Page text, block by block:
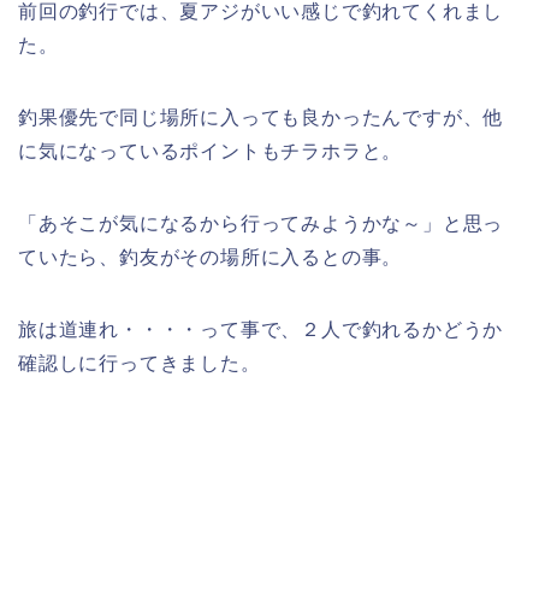
前回の釣行では、夏アジがいい感じで釣れてくれまし
た。
釣果優先で同じ場所に入っても良かったんですが、他
に気になっているポイントもチラホラと。
「あそこが気になるから行ってみようかな～」と思っ
ていたら、釣友がその場所に入るとの事。
旅は道連れ・・・・って事で、２人で釣れるかどうか
確認しに行ってきました。